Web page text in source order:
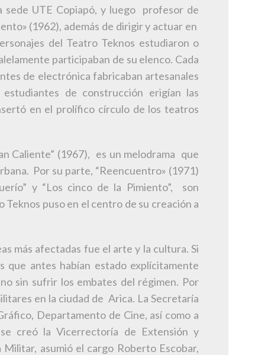
sede UTE Copiapó, y luego profesor de
(1962), además de dirigir y actuar en
del Teatro Teknos estudiaron o
participaban de su elenco. Cada
de electrónica fabricaban artesanales
de construcción erigían las
en el prolífico círculo de los teatros
Caliente” (1967), es un melodrama que
Por su parte, “Reencuentro» (1971)
y “Los cinco de la Pimiento”, son
puso en el centro de su creación a
más afectadas fue el arte y la cultura. Si
que antes habían estado explícitamente
sin sufrir los embates del régimen. Por
en la ciudad de Arica. La Secretaría
Departamento de Cine, así como a
creó la Vicerrectoría de Extensión y
asumió el cargo Roberto Escobar,